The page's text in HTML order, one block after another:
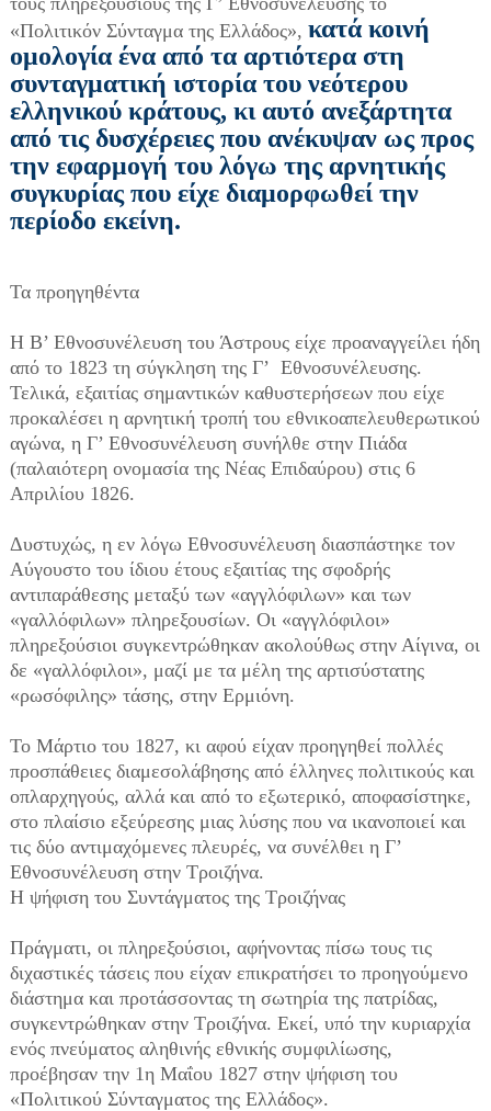
«Πολιτικόν Σύνταγμα της Ελλάδος», κατά κοινή
ομολογία ένα από τα αρτιότερα στη
συνταγματική ιστορία του νεότερου
ελληνικού κράτους, κι αυτό ανεξάρτητα
από τις δυσχέρειες που ανέκυψαν ως προς
την εφαρμογή του λόγω της αρνητικής
συγκυρίας που είχε διαμορφωθεί την
περίοδο εκείνη.
Τα προηγηθέντα
Η Β’ Εθνοσυνέλευση του Άστρους είχε προαναγγείλει ήδη
από το 1823 τη σύγκληση της Γ’ Εθνοσυνέλευσης.
Τελικά, εξαιτίας σημαντικών καθυστερήσεων που είχε
προκαλέσει η αρνητική τροπή του εθνικοαπελευθερωτικού
αγώνα, η Γ’ Εθνοσυνέλευση συνήλθε στην Πιάδα
(παλαιότερη ονομασία της Νέας Επιδαύρου) στις 6
Απριλίου 1826.
Δυστυχώς, η εν λόγω Εθνοσυνέλευση διασπάστηκε τον
Αύγουστο του ίδιου έτους εξαιτίας της σφοδρής
αντιπαράθεσης μεταξύ των «αγγλόφιλων» και των
«γαλλόφιλων» πληρεξουσίων. Οι «αγγλόφιλοι»
πληρεξούσιοι συγκεντρώθηκαν ακολούθως στην Αίγινα, οι
δε «γαλλόφιλοι», μαζί με τα μέλη της αρτισύστατης
«ρωσόφιλης» τάσης, στην Ερμιόνη.
Το Μάρτιο του 1827, κι αφού είχαν προηγηθεί πολλές
προσπάθειες διαμεσολάβησης από έλληνες πολιτικούς και
οπλαρχηγούς, αλλά και από το εξωτερικό, αποφασίστηκε,
στο πλαίσιο εξεύρεσης μιας λύσης που να ικανοποιεί και
τις δύο αντιμαχόμενες πλευρές, να συνέλθει η Γ’
Εθνοσυνέλευση στην Τροιζήνα.
Η ψήφιση του Συντάγματος της Τροιζήνας
Πράγματι, οι πληρεξούσιοι, αφήνοντας πίσω τους τις
διχαστικές τάσεις που είχαν επικρατήσει το προηγούμενο
διάστημα και προτάσσοντας τη σωτηρία της πατρίδας,
συγκεντρώθηκαν στην Τροιζήνα. Εκεί, υπό την κυριαρχία
ενός πνεύματος αληθινής εθνικής συμφιλίωσης,
προέβησαν την 1η Μαΐου 1827 στην ψήφιση του
«Πολιτικού Σύνταγματος της Ελλάδος».